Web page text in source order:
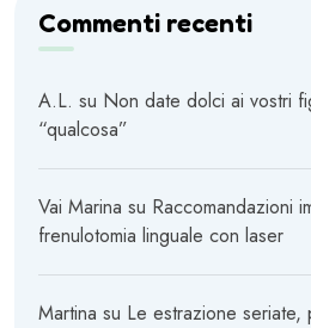
Commenti recenti
A.L. su Non date dolci ai vostri
“qualcosa”
Vai Marina su Raccomandazioni
frenulotomia linguale con laser
Martina su Le estrazione seriate,